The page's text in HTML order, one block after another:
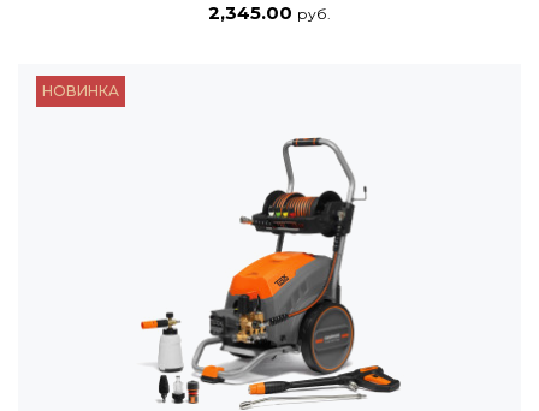
2,345.00 руб.
НОВИНКА